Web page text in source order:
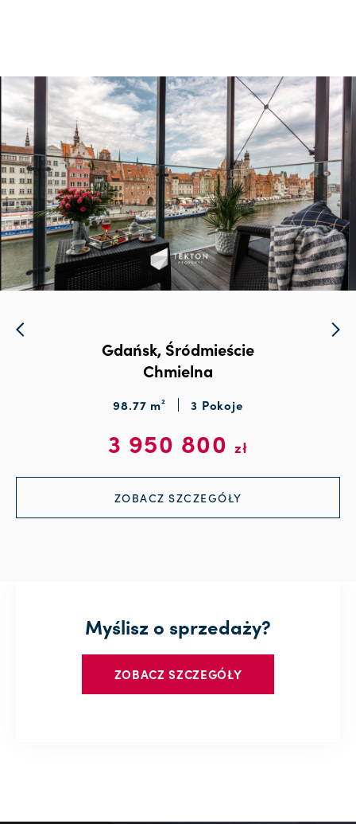
Gdańsk, Śródmieście
Chmielna
98.77 m² 3 Pokoje
3 950 800 zł
ZOBACZ SZCZEGÓŁY
Myślisz o sprzedaży?
ZOBACZ SZCZEGÓŁY